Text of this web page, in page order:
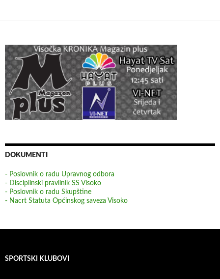
DOKUMENTI
- Poslovnik o radu Upravnog odbora
- Disciplinski pravilnik SS Visoko
- Poslovnik o radu Skupštine
- Nacrt Statuta Općinskog saveza Visoko
SPORTSKI KLUBOVI